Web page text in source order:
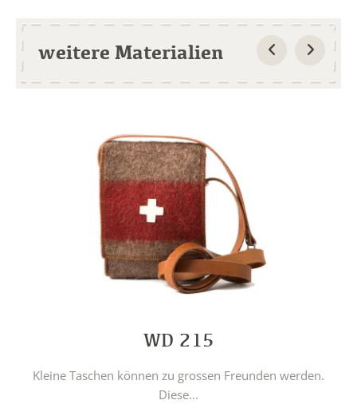
weitere Materialien
WD 215
Kleine Taschen können zu grossen Freunden werden.
Diese...